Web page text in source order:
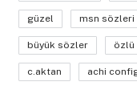
güzel msn sözleri
büyük sözler özlü
c.aktan achi